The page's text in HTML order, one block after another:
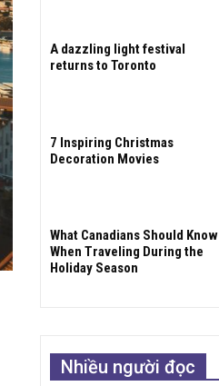
A dazzling light festival
returns to Toronto
7 Inspiring Christmas
Decoration Movies
What Canadians Should Know
When Traveling During the
Holiday Season
Nhiều người đọc